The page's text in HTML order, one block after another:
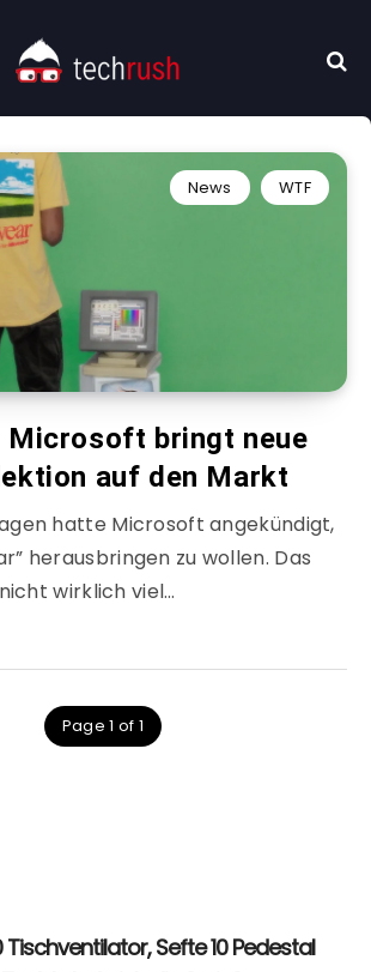
News WTF
Microsoft bringt neue
auf den Markt
hatte Microsoft angekündigt,
herausbringen zu wollen. Das
wirklich viel…
Page 1 of 1